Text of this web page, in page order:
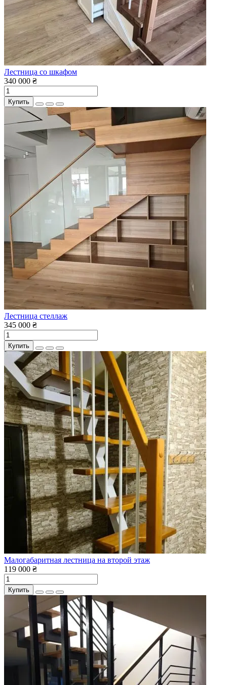
Лестница со шкафом
340 000 ₴
Купить
Лестница стеллаж
345 000 ₴
Купить
Малогабаритная лестница на второй этаж
119 000 ₴
Купить